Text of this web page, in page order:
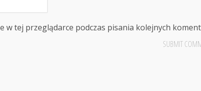
w tej przeglądarce podczas pisania kolejnych